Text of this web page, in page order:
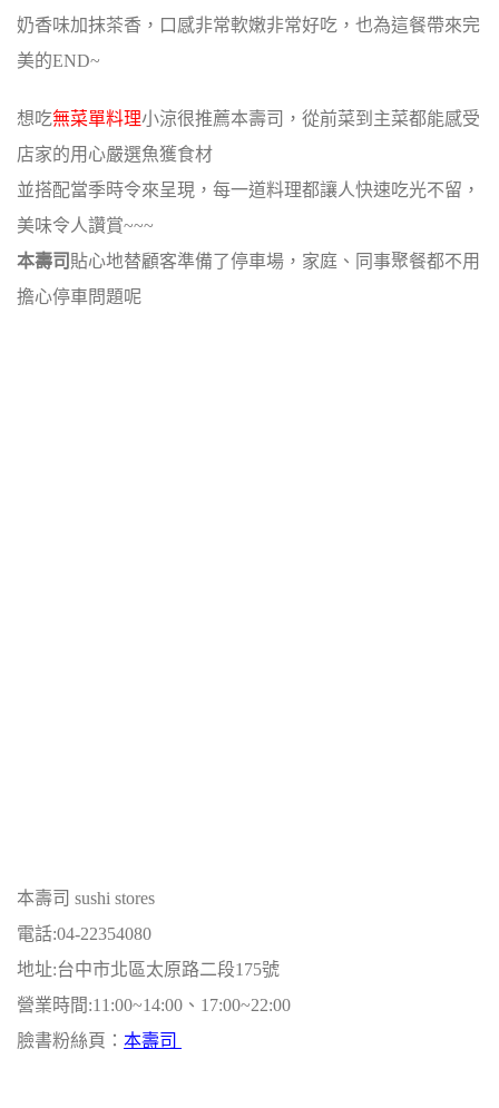
奶香味加抹茶香，口感非常軟嫩非常好吃，也為這餐帶來完
美的END~
想吃無菜單料理小涼很推薦本壽司，從前菜到主菜都能感受
店家的用心嚴選魚獲食材
並搭配當季時令來呈現，每一道料理都讓人快速吃光不留，
美味令人讚賞~~~
本壽司 貼心地替顧客準備了停車場，家庭、同事聚餐都不用
擔心停車問題呢
本壽司 sushi stores
電話:04-22354080
地址:台中市北區太原路二段175號
營業時間:11:00~14:00、17:00~22:00
臉書粉絲頁： 本壽司